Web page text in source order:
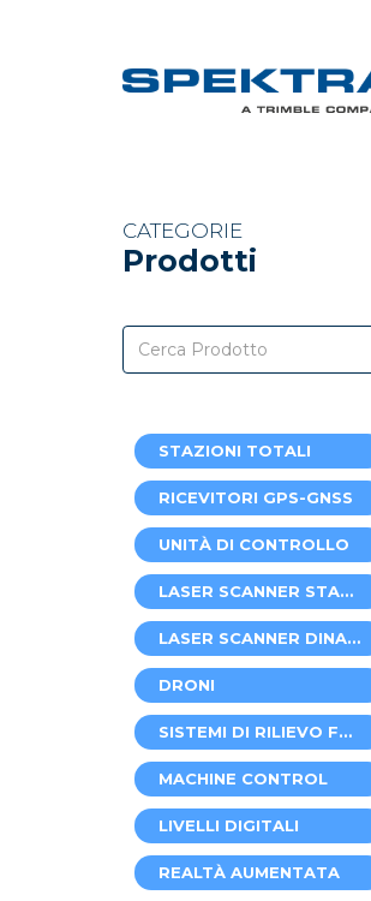
CATEGORIE
Prodotti
STAZIONI TOTALI
RICEVITORI GPS-GNSS
UNITÀ DI CONTROLLO
LASER SCANNER STATICI
LASER SCANNER DINAMICI
DRONI
SISTEMI DI RILIEVO FERROVIARIO
MACHINE CONTROL
LIVELLI DIGITALI
REALTÀ AUMENTATA